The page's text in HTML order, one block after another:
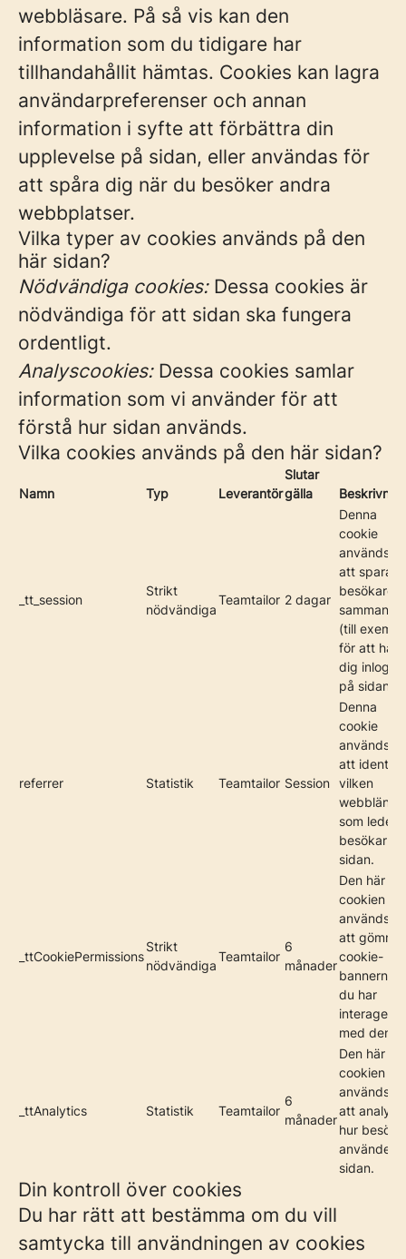
webbläsare. På så vis kan den
information som du tidigare har
tillhandahållit hämtas. Cookies kan lagra
användarpreferenser och annan
information i syfte att förbättra din
upplevelse på sidan, eller användas för
att spåra dig när du besöker andra
webbplatser.
Vilka typer av cookies används på den
här sidan?
Nödvändiga cookies:Dessa cookies är
nödvändiga för att sidan ska fungera
ordentligt.
Analyscookies:Dessa cookies samlar
information som vi använder för att
förstå hur sidan används.
Vilka cookies används på den här sidan?
Namn Typ Leverantör
Slutar
gälla
_tt_session
Strikt
nödvändiga
Teamtailor 2 dagar
Denna
cookie
används
att spara
besökares
(till
för att hålla
dig
på sidan).
referrer Statistik Teamtailor Session
Denna
cookie
används
att
vilken
webblänk
som leder
besökarna
sidan.
_ttCookiePermissions
Strikt
nödvändiga
Teamtailor
6
månader
Den här
cookien
används
att gömma
cookie-
bannern
du har
interagerat
med den.
_ttAnalytics Statistik Teamtailor
6
månader
Den här
cookien
används
att
hur
använder
sidan.
Din kontroll över cookies
Du har rätt att bestämma om du vill
samtycka till användningen av cookies